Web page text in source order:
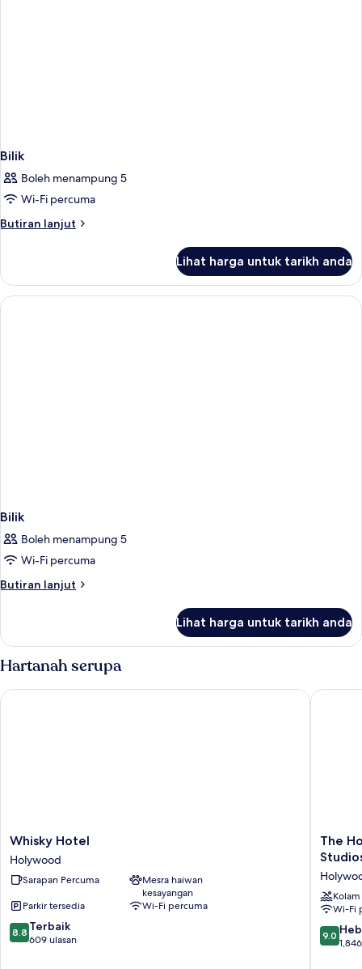
Bilik
Boleh menampung 5
Wi-Fi percuma
Butiran lanjut
Butiran
Lihat harga untuk tarikh anda
Bilik
Boleh menampung 5
Wi-Fi percuma
Butiran lanjut
Butiran
Lihat harga untuk tarikh anda
Hartanah serupa
Whisky
Hotel
Holywood
Whisky Hotel
Holywood
Sarapan Percuma
Mesra haiwan
kesayangan
Parkir tersedia
Wi-Fi percuma
8.8
daripada
8.8 Terbaik
609 ulasan
Whisky Hotel
The
Hotel
near
Studios
The
Wi-Fi
9.0
9.0
The